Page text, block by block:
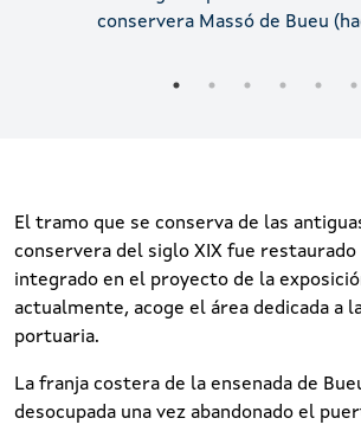
conservera Massó de Bueu
El tramo que se conserva de las
conservera del siglo XIX fue restaurado
integrado en el proyecto de la
actualmente, acoge el área dedicada a
portuaria.
La franja costera de la ensenada de
desocupada una vez abandonado el